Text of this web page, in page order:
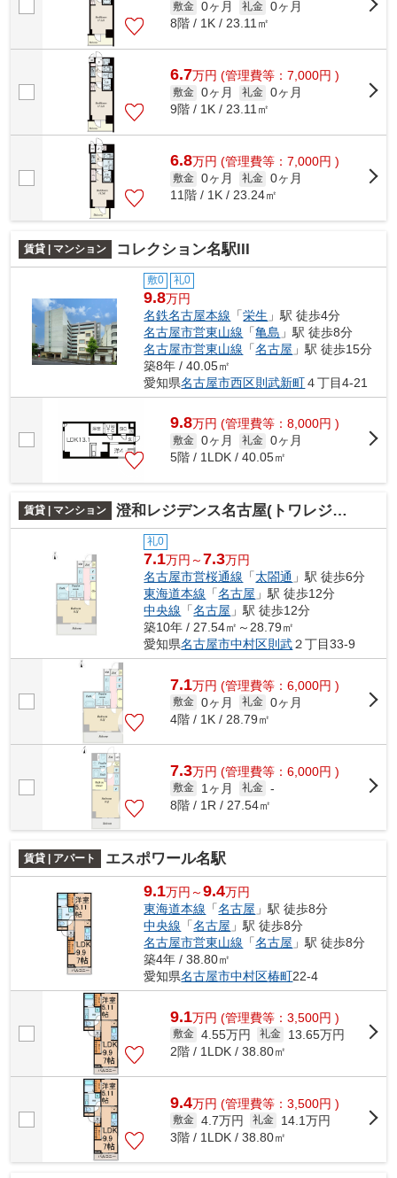
敷金 0ヶ月 礼金 0ヶ月
8階 / 1K / 23.11㎡
6.7万円 (管理費等：7,000円 )
敷金 0ヶ月 礼金 0ヶ月
9階 / 1K / 23.11㎡
6.8万円 (管理費等：7,000円 )
敷金 0ヶ月 礼金 0ヶ月
11階 / 1K / 23.24㎡
賃貸 | マンション コレクション名駅III
敷0 礼0
9.8万円
名鉄名古屋本線 「栄生 」駅 徒歩4分
名古屋市営東山線 「亀島 」駅 徒歩8分
名古屋市営東山線 「名古屋 」駅 徒歩15分
築8年 / 40.05㎡
愛知県名古屋市西区則武新町４丁目4-21
9.8万円 (管理費等：8,000円 )
敷金 0ヶ月 礼金 0ヶ月
5階 / 1LDK / 40.05㎡
賃貸 | マンション 澄和レジデンス名古屋(トワレジデンス 旧名称:プレディアスタイル名古屋)
礼0
7.1万円～7.3万円
名古屋市営桜通線 「太閤通 」駅 徒歩6分
東海道本線 「名古屋 」駅 徒歩12分
中央線 「名古屋 」駅 徒歩12分
築10年 / 27.54㎡～28.79㎡
愛知県名古屋市中村区則武２丁目33-9
7.1万円 (管理費等：6,000円 )
敷金 0ヶ月 礼金 0ヶ月
4階 / 1K / 28.79㎡
7.3万円 (管理費等：6,000円 )
敷金 1ヶ月 礼金 -
8階 / 1R / 27.54㎡
賃貸 | アパート エスポワール名駅
9.1万円～9.4万円
東海道本線 「名古屋 」駅 徒歩8分
中央線 「名古屋 」駅 徒歩8分
名古屋市営東山線 「名古屋 」駅 徒歩8分
築4年 / 38.80㎡
愛知県名古屋市中村区椿町22-4
9.1万円 (管理費等：3,500円 )
敷金 4.55万円 礼金
13.65万円
2階 / 1LDK / 38.80㎡
9.4万円 (管理費等：3,500円 )
敷金 4.7万円 礼金
14.1万円
3階 / 1LDK / 38.80㎡